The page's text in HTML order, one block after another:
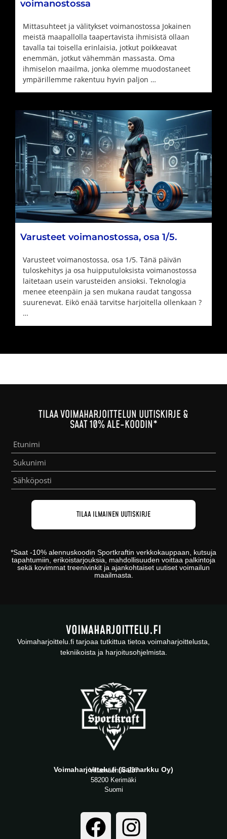
voimanostossa
Mittasuhteet ja välitykset voimanostossa Jokainen
meistä maapallolla taapertavista ihmisistä ollaan
tavalla tai toisella erinlaisia, jotkut poikkeavat
enemmän, jotkut vähemmän massasta. Oma
ihmiselon maailma, jonka olemme muodostaneet
ympärillemme rakentuu hyvin paljon …
Varusteet voimanostossa, osa 1/5.
Varusteet voimanostossa, osa 1/5. Tänä päivän
tuloskehitys ja osa huipputuloksista voimanostossa
laitetaan usein varusteiden ansioksi. Teknologia
menee eteenpäin ja sen mukana raudat tangossa
suurenevat. Eikö enää tarvitse harjoitella ollenkaan ?
…
TILAA VOIMAHARJOITTELUN UUTISKIRJE &
SAAT 10% ALE-KOODIN*
*Saat -10% alennuskoodin Sportkraftin verkkokauppaan, kutsuja
tapahtumiin, erikoistarjouksia, mahdollisuuden voittaa palkintoja
sekä kovimmat treenivinkit ja ajankohtaiset uutiset voimailun
maailmasta.
VOIMAHARJOITTELU.FI
Voimaharjoittelu.fi tarjoaa tutkittua tietoa voimaharjoittelusta,
tekniikoista ja harjoitusohjelmista.
Voimaharjoittelu.fi (Salimarkku Oy)
Viitamäentie 237
58200 Kerimäki
Suomi